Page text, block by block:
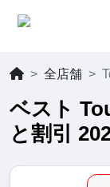
全店舗
ベスト
と割引